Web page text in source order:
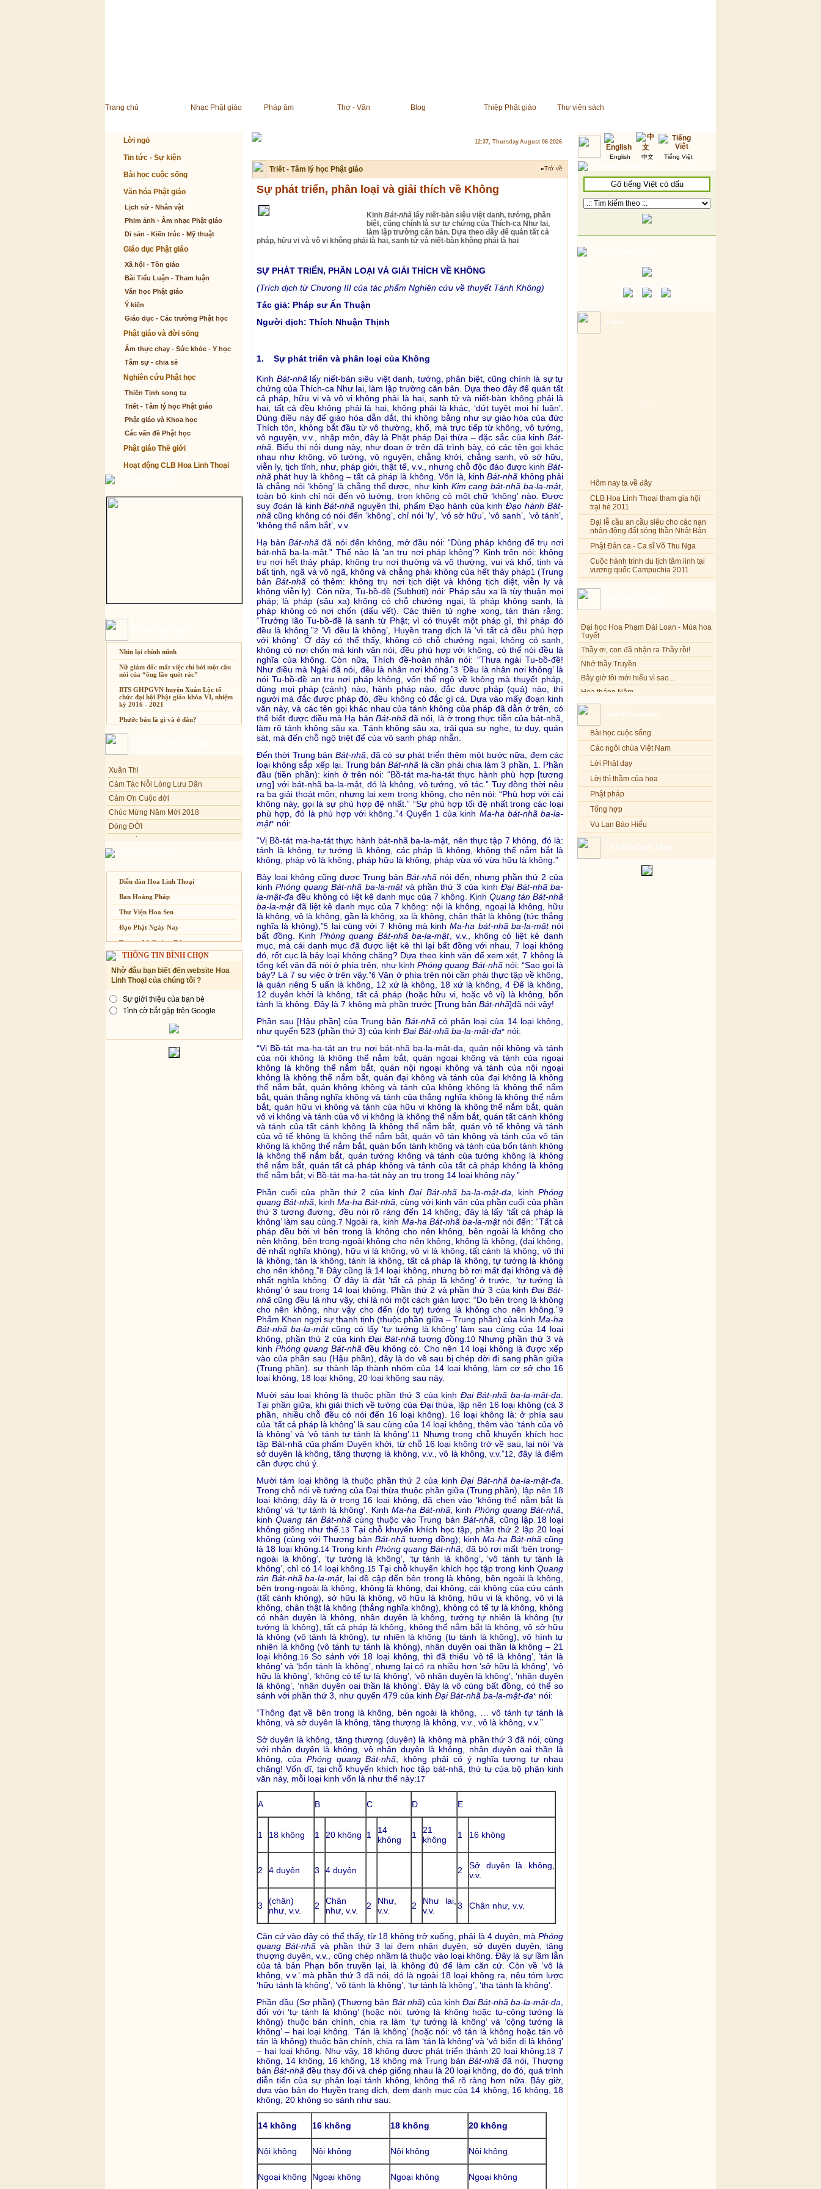
Trang chủ Nhạc Phật giáo Pháp âm Thơ - Văn Blog Thiệp Phật giáo Thư viện sách
Lời ngỏ
Tin tức - Sự kiện
Bài học cuộc sống
Văn hóa Phật giáo
Lịch sử - Nhân vật
Phim ảnh - Âm nhạc Phật giáo
Di sản - Kiến trúc - Mỹ thuật
Giáo dục Phật giáo
Xã hội - Tôn giáo
Bài Tiểu Luận - Tham luận
Văn học Phật giáo
Ý kiến
Giáo dục - Các trường Phật học
Phật giáo và đời sống
Ẩm thực chay - Sức khỏe - Y học
Tâm sự - chia sẻ
Nghiên cứu Phật học
Thiền Tịnh song tu
Triết - Tâm lý học Phật giáo
Phật giáo và Khoa học
Các vấn đề Phật học
Phật giáo Thế giới
Hoạt động CLB Hoa Linh Thoại
Nhìn lại chính mình
Nữ giám đốc mất việc chỉ bởi một câu
nói của “ông lão quét rác”
BTS GHPGVN huyện Xuân Lộc tổ
chức đại hội Phật giáo khóa VI, nhiệm
kỳ 2016 - 2021
Phước báu là gì và ở đâu?
Sự thương-ghét của con người
Cải đạo: Nguyên nhân & giải pháp
Nỗi lòng của các bệnh nhân nghèo
An Giang: Tịnh thất Quy Nguyên
phát quà từ thiện tại xã Cư Yang
Tịnh xá Ngọc Đăng khai giảng Thiền
dành cho Người bận rộn
Xuân Thi
Cảm Tác Nỗi Lòng Lưu Dân
Cảm Ơn Cuộc đời
Chúc Mừng Năm Mới 2018
Dòng ĐỜI
Tâm Thiền
Kính mừng Phật Đản
Anh không chết đâu em
Kiếp này
Diễn đàn Hoa Linh Thoại
Ban Hoằng Pháp
Thư Viện Hoa Sen
Đạo Phật Ngày Nay
Trang nhà Quảng Đức
Báo Giác Ngộ
Vesak 2014
THÔNG TIN BÌNH CHỌN
Nhờ đâu bạn biết đến website Hoa
Linh Thoại của chúng tôi ?
Sự giới thiệu của bạn bè
Tình cờ bắt gặp trên Google
12:37, Thursday.August 06 2026
Triết - Tâm lý học Phật giáo »Trở về
Sự phát triển, phân loại và giải thích về Không
Kinh Bát-nhã lấy niết-bàn siêu việt danh, tướng, phân
biệt, cũng chính là sự tự chứng của Thích-ca Như lai,
làm lập trường căn bản. Dựa theo đây để quán tất cả
pháp, hữu vi và vô vi không phải là hai, sanh tử và niết-bàn không phải là hai
SỰ PHÁT TRIỂN, PHÂN LOẠI VÀ GIẢI THÍCH VỀ KHÔNG
(Trích dịch từ Chương III của tác phẩm Nghiên cứu về thuyết Tánh Không)
Tác giả: Pháp sư Ấn Thuận
Người dịch: Thích Nhuận Thịnh
1. Sự phát triển và phân loại của Không
Kinh Bát-nhãlấy niết-bàn siêu việt danh, tướng, phân biệt, cũng chính là sự tự
chứng của Thích-ca Như lai, làm lập trường căn bản. Dựa theo đây để quán tất
cả pháp, hữu vi và vô vi không phải là hai, sanh tử và niết-bàn không phải là
hai, tất cả đều không phải là hai, không phải là khác, ‘dứt tuyệt mọi hí luận’.
Dùng điều này để giáo hóa dẫn dắt, thì không bằng như sự giáo hóa của đức
Thích tôn, không bắt đầu từ vô thường, khổ, mà trực tiếp từ không, vô tướng,
vô nguyện, v.v., nhập môn, đây là Phật pháp Đại thừa – đặc sắc của kinh Bát-
nhã . Biểu thị nội dung này, như đoạn ở trên đã trình bày, có các tên gọi khác
nhau như không, vô tướng, vô nguyện, chẳng khởi, chẳng sanh, vô sở hữu,
viễn ly, tịch tĩnh, như, pháp giới, thật tế, v.v., nhưng chỗ độc đáo được kinh Bát-
nhã phát huy là không – tất cả pháp là không. Vốn là, kinhBát-nhã không phải
là chẳng nói ‘không’ là chẳng thể được, như kinh Kim cang bát-nhã ba-la-mật,
toàn bộ kinh chỉ nói đến vô tướng, trọn không có một chữ ‘không’ nào. Được
suy đoán là kinhBát-nhã nguyên thỉ, phẩm Đạo hành của kinhĐạo hành Bát-
nhã cũng không có nói đến ‘không’, chỉ nói ‘ly’, ‘vô sở hữu’, ‘vô sanh’, ‘vô tánh’,
‘không thể nắm bắt’, v.v.
Hạ bảnBát-nhã đã nói đến không, mở đầu nói: “Dùng pháp không để trụ nơi
bát-nhã ba-la-mật.” Thế nào là ‘an trụ nơi pháp không’? Kinh trên nói: không
trụ nơi hết thảy pháp; không trụ nơi thường và vô thường, vui và khổ, tịnh và
bất tịnh, ngã và vô ngã, không và chẳng phải không của hết thảy pháp1 (Trung
bản Bát-nhãcó thêm: không trụ nơi tịch diệt và không tịch diệt, viễn ly và
không viễn ly). Còn nữa, Tu-bồ-đề (Subhūti) nói: Pháp sâu xa là tùy thuận mọi
pháp; là pháp (sâu xa) không có chỗ chướng ngại, là pháp không sanh, là
pháp không có nơi chốn (dấu vết). Các thiên tử nghe xong, tán thán rằng:
“Trưởng lão Tu-bồ-đề là sanh từ Phật; vì có thuyết một pháp gì, thì pháp đó
đều là không.”2 ‘Vì đều là không’, Huyền trang dịch là ‘vì tất cả đều phù hợp
với không’. Ở đây có thể thấy, không có chỗ chướng ngại, không có sanh,
không có nơi chốn mà kinh văn nói, đều phù hợp với không, có thể nói đều là
nghĩa của không. Còn nữa, Thích đề-hoàn nhân nói: “Thưa ngài Tu-bồ-đề!
Như điều mà Ngài đã nói, đều là nhân nơi không.”3 ‘Đều là nhân nơi không’ là
nói Tu-bồ-đề an trụ nơi pháp không, vốn thể ngộ về không mà thuyết pháp,
dùng mọi pháp (cảnh) nào, hành pháp nào, đắc được pháp (quả) nào, thì
người mà đắc được pháp đó, đều không có đắc gì cả. Dựa vào mấy đoạn kinh
văn này, và các tên gọi khác nhau của tánh không của pháp đã dẫn ở trên, có
thể biết được điều mà Hạ bản Bát-nhãđã nói, là ở trong thực tiễn của bát-nhã,
làm rõ tánh không sâu xa. Tánh không sâu xa, trải qua sự nghe, tư duy, quán
sát, mà đến chỗ ngộ triệt để của vô sanh pháp nhẫn.
Đến thời Trung bản Bát-nhã, đã có sự phát triển thêm một bước nữa, đem các
loại không sắp xếp lại. Trung bảnBát-nhã là cần phải chia làm 3 phần, 1. Phần
đầu (tiền phần): kinh ở trên nói: “Bồ-tát ma-ha-tát thực hành phù hợp [tương
ưng] với bát-nhã ba-la-mật, đó là không, vô tướng, vô tác.” Tuy đồng thời nêu
ra ba giải thoát môn, nhưng lại xem trọng không, cho nên nói: “Phù hợp với cái
không này, gọi là sự phù hợp đệ nhất.” “Sự phù hợp tối đệ nhất trong các loại
phù hợp, đó là phù hợp với không.”4Quyển 1 của kinh Ma-ha bát-nhã ba-la-
mật* nói:
“Vị Bồ-tát ma-ha-tát thực hành bát-nhã ba-la-mật, nên thực tập 7 không, đó là:
tánh là không, tự tướng là không, các pháp là không, không thể nắm bắt là
không, pháp vô là không, pháp hữu là không, pháp vừa vô vừa hữu là không.”
Bảy loại không cũng được Trung bản Bát-nhã nói đến, nhưng phần thứ 2 của
kinhPhóng quang Bát-nhã ba-la-mậtvà phần thứ 3 của kinh Đại Bát-nhã ba-
la-mật-đa đều không có liệt kê danh mục của 7 không. Kinh Quang tán Bát-nhã
ba-la-mậtđã liệt kê danh mục của 7 không: nội là không, ngoại là không, hữu
là không, vô là không, gần là không, xa là không, chân thật là không (tức thắng
nghĩa là không),”5 lại cùng với 7 không mà kinhMa-ha bát-nhã ba-la-mật nói
bất đồng. Kinh Phóng quang Bát-nhã ba-la-mật, v.v., không có liệt kê danh
mục, mà cái danh mục đã được liệt kê thì lại bất đồng với nhau, 7 loại không
đó, rốt cục là bảy loại không chăng? Dựa theo kinh văn để xem xét, 7 không là
tổng kết văn đã nói ở phía trên, như kinhPhóng quang Bát-nhãnói: “Sao gọi là
bảy? Là 7 sự việc ở trên vậy.”6 Văn ở phía trên nói cần phải thực tập về không,
là quán riêng 5 uẩn là không, 12 xứ là không, 18 xứ là không, 4 Đế là không,
12 duyên khởi là không, tất cả pháp (hoặc hữu vi, hoặc vô vi) là không, bổn
tánh là không. Đây là 7 không mà phần trước [Trung bản Bát-nhã]đã nói vậy!
Phần sau [Hậu phần] của Trung bản Bát-nhã có phân loại của 14 loại không,
như quyển 523 (phần thứ 3) của kinh Đại Bát-nhã ba-la-mật-đa* nói:
“Vị Bồ-tát ma-ha-tát an trụ nơi bát-nhã ba-la-mật-đa, quán nội không và tánh
của nội không là không thể nắm bắt, quán ngoại không và tánh của ngoại
không là không thể nắm bắt, quán nội ngoại không và tánh của nội ngoại
không là không thể nắm bắt, quán đại không và tánh của đại không là không
thể nắm bắt, quán không không và tánh của không không là không thể nắm
bắt, quán thắng nghĩa không và tánh của thắng nghĩa không là không thể nắm
bắt, quán hữu vi không và tánh của hữu vi không là không thể nắm bắt, quán
vô vi không và tánh của vô vi không là không thể nắm bắt, quán tất cánh không
và tánh của tất cánh không là không thể nắm bắt, quán vô tế không và tánh
của vô tế không là không thể nắm bắt, quán vô tán không và tánh của vô tán
không là không thể nắm bắt, quán bổn tánh không và tánh của bổn tánh không
là không thể nắm bắt, quán tướng không và tánh của tướng không là không
thể nắm bắt, quán tất cả pháp không và tánh của tất cả pháp không là không
thể nắm bắt; vị Bồ-tát ma-ha-tát này an trụ trong 14 loại không này.”
Phần cuối của phần thứ 2 của kinhĐại Bát-nhã ba-la-mật-đa , kinhPhóng
quang Bát-nhã , kinh Ma-ha Bát-nhã , cùng với kinh văn của phần cuối của phần
thứ 3 tương đương, đều nói rõ ràng đến 14 không, đây là lấy ‘tất cả pháp là
không’ làm sau cùng.7 Ngoài ra, kinh Ma-ha Bát-nhã ba-la-mậtnói đến: “Tất cả
pháp đều bởi vì bên trong là không cho nên không, bên ngoài là không cho
nên không, bên trong-ngoài không cho nên không, không là không, (đại không,
đệ nhất nghĩa không), hữu vi là không, vô vi là không, tất cánh là không, vô thỉ
là không, tán là không, tánh là không, tất cả pháp là không, tự tướng là không
cho nên không.”8 Đây cũng là 14 loại không, nhưng bỏ rơi mất đại không và đệ
nhất nghĩa không. Ở đây là đặt ‘tất cả pháp là không’ ở trước, ‘tự tướng là
không’ ở sau trong 14 loại không. Phần thứ 2 và phần thứ 3 của kinhĐại Bát-
nhã cũng đều là như vậy, chỉ là nói một cách giản lược: “Do bên trong là không
cho nên không, như vậy cho đến (do tự) tướng là không cho nên không.”9
Phẩm Khen ngợi sự thanh tịnh (thuộc phần giữa – Trung phần) của kinh Ma-ha
Bát-nhã ba-la-mậtcũng có lấy ‘tự tướng là không’ làm sau cùng của 14 loại
không, phần thứ 2 của kinhĐại Bát-nhãtương đồng. 10Nhưng phần thứ 3 và
kinh Phóng quang Bát-nhãđều không có. Cho nên 14 loại không là được xếp
vào của phần sau (Hậu phần), đây là do về sau bị chép dời đi sang phần giữa
(Trung phần). sự thành lập thành nhóm của 14 loại không, làm cơ sở cho 16
loại không, 18 loại không, 20 loại không sau này.
Mười sáu loại không là thuộc phần thứ 3 của kinh Đại Bát-nhã ba-la-mật-đa
Tại phần giữa, khi giải thích về tướng của Đại thừa, lập nên 16 loại không (cả 3
phần, nhiều chỗ đều có nói đến 16 loại không). 16 loại không là: ở phía sau
của ‘tất cả pháp là không’ là sau cùng của 14 loại không, thêm vào ‘tánh của vô
là không’ và ‘vô tánh tự tánh là không’. 11 Nhưng trong chỗ khuyến khích học
tập Bát-nhã của phẩm Duyên khởi, từ chỗ 16 loại không trở về sau, lại nói ‘và
sở duyên là không, tăng thượng là không, v.v., vô là không, v.v.”12
, đây là điểm
cần được chú ý.
Mười tám loại không là thuộc phần thứ 2 của kinhĐại Bát-nhã ba-la-mật-đa
Trong chỗ nói về tướng của Đại thừa thuộc phần giữa (Trung phần), lập nên 18
loại không; đây là ở trong 16 loại không, đã chen vào ‘không thể nắm bắt là
không’ và ‘tự tánh là không’. Kinh Ma-ha Bát-nhã, kinh Phóng quang Bát-nhã
kinhQuang tán Bát-nhã cùng thuộc vào Trung bảnBát-nhã , cũng lập 18 loại
không giống như thế. 13 Tại chỗ khuyến khích học tập, phần thứ 2 lập 20 loại
không (cùng với Thượng bảnBát-nhã tương đồng); kinh Ma-ha Bát-nhãcũng
là 18 loại không. 14Trong kinh Phóng quang Bát-nhã , đã bỏ rơi mất ‘bên trong-
ngoài là không’, ‘tự tướng là không’, ‘tự tánh là không’, ‘vô tánh tự tánh là
không’, chỉ có 14 loại không. 15 Tại chỗ khuyến khích học tập trong kinhQuang
tán Bát-nhã ba-la-mật, lại đề cập đến bên trong là không, bên ngoài là không,
bên trong-ngoài là không, không là không, đại không, cái không của cứu cánh
(tất cánh không), sở hữu là không, vô hữu là không, hữu vi là không, vô vi là
không, chân thật là không (thắng nghĩa không), không có tế tự là không, không
có nhân duyên là không, nhân duyên là không, tướng tự nhiên là không (tự
tướng là không), tất cả pháp là không, không thể nắm bắt là không, vô sở hữu
là không (vô tánh là không), tự nhiên là không (tự tánh là không), vô hình tự
nhiên là không (vô tánh tự tánh là không), nhân duyên oai thần là không – 21
loại không. 16 So sánh với 18 loại không, thì đã thiếu ‘vô tế là không’, ‘tán là
không’ và ‘bổn tánh là không’, nhưng lại có ra nhiều hơn ‘sở hữu là không’, ‘vô
hữu là không’, ‘không có tế tự là không’, ‘vô nhân duyên là không’, ‘nhân duyên
là không’, ‘nhân duyên oai thần là không’. Đây là vô cùng bất đồng, có thể so
sánh với phần thứ 3, như quyển 479 của kinh Đại Bát-nhã ba-la-mật-đa* nói:
“Thông đạt về bên trong là không, bên ngoài là không, … vô tánh tự tánh là
không, và sở duyên là không, tăng thượng là không, v.v., vô là không, v.v.”
Sở duyên là không, tăng thượng (duyên) là không mà phần thứ 3 đã nói, cùng
với nhân duyên là không, vô nhân duyên là không, nhân duyên oai thần là
không, của Phóng quang Bát-nhã , không phải có ý nghĩa tương tự nhau
chăng! Vốn dĩ, tại chỗ khuyến khích học tập bát-nhã, thứ tự của bộ phận kinh
văn này, mỗi loại kinh vốn là như thế này:17
A B C D E
1 18 không 1 20 không 1
14
không
1
21
không
1 16 không
2 4 duyên 3 4 duyên 2
Sở duyên là không,
v.v.
3
(chân)
như, v.v.
2
Chân
như, v.v.
2
Như,
v.v.
2
Như lai,
v.v.
3 Chân như, v.v.
Căn cứ vào đây có thể thấy, từ 18 không trở xuống, phải là 4 duyên, mà Phóng
quang Bát-nhã và phần thứ 3 lại đem nhân duyên, sở duyên duyên, tăng
thượng duyên, v.v., cũng chép nhầm là thuộc vào loại không. Đây là sự lầm lẫn
của tả bản Phạn bổn truyền lại, là không đủ để làm căn cứ. Còn về ‘vô là
không, v.v.’ mà phần thứ 3 đã nói, đó là ngoài 18 loại không ra, nêu tóm lược
‘hữu tánh là không’, ‘vô tánh là không’, ‘tự tánh là không’, ‘tha tánh là không’.
Phần đầu (Sơ phần) (Thượng bản Bát nhã) của kinh Đại Bát-nhã ba-la-mật-đa
đối với ‘tự tánh là không’ (hoặc nói: tướng là không hoặc tự-cộng tướng là
không) thuộc bản chính, chia ra làm ‘tự tướng là không’ và ‘cộng tướng là
không’ – hai loại không. ‘Tán là không’ (hoặc nói: vô tán là không hoặc tán vô
tán là không) thuộc bản chính, chia ra làm ‘tán là không’ và ‘vô biến dị là không’
– hai loại không. Như vậy, 18 không được phát triển thành 20 loại không. 18 7
không, 14 không, 16 không, 18 không mà Trung bản Bát-nhã đã nói, Thượng
bản Bát-nhã đều thay đổi và chép giống nhau là 20 loại không, do đó, quá trình
diễn tiến của sự phân loại tánh không, không thể rõ ràng hơn nữa. Bây giờ,
dựa vào bản do Huyền trang dịch, đem danh mục của 14 không, 16 không, 18
không, 20 không so sánh như sau:
14 không 16 không 18 không 20 không
Nội không Nội không Nội không Nội không
Ngoại không Ngoại không Ngoại không Ngoại không
English 中文 Tiếng Việt
Video
Hôm nay ta về đây
CLB Hoa Linh Thoại tham gia hội
trại hè 2011
Đại lễ cầu an cầu siêu cho các nạn
nhân động đất sóng thần Nhật Bản
Phật Đản ca - Ca sĩ Võ Thu Nga
Cuộc hành trình du lịch tâm linh tại
vương quốc Campuchia 2011
Tuyết
Thầy ơi, con đã nhận ra Thầy rồi!
Nhớ thầy Truyền
Bây giờ tôi mới hiểu vì sao...
Hoa tháng Năm
Cổ phần công đức
Tôi mắc nợ ông Sáu
Mơ màng Phật dạy....
Lời thú tội của chị gái nhỏ nhen
Slide Powerpoint
Bài học cuộc sống
Các ngôi chùa Việt Nam
Lời Phật dạy
Lời thì thầm của hoa
Phật pháp
Tổng hợp
Vu Lan Báo Hiếu
CLB Hoa Linh Thoại